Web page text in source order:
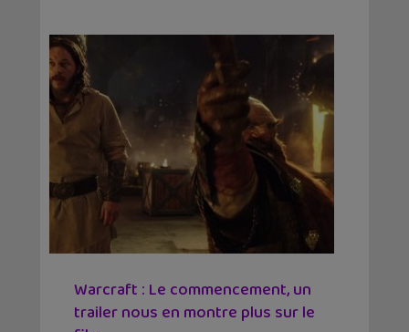
Warcraft : Le commencement, un
trailer nous en montre plus sur le